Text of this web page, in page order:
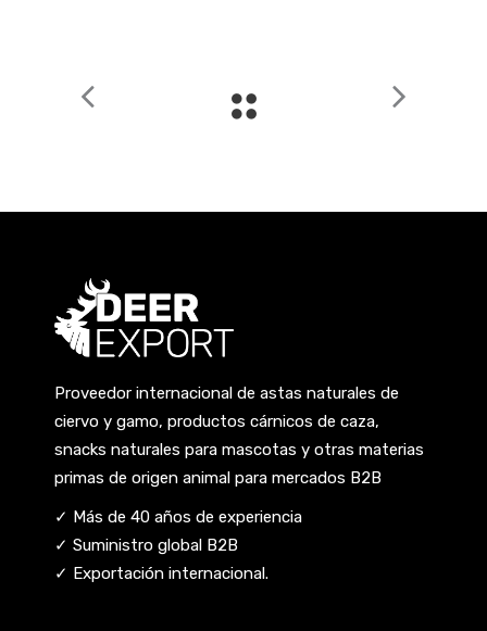
Proveedor internacional de astas naturales de
ciervo y gamo, productos cárnicos de caza,
snacks naturales para mascotas y otras materias
primas de origen animal para mercados B2B
✓ Más de 40 años de experiencia
✓ Suministro global B2B
✓ Exportación internacional.